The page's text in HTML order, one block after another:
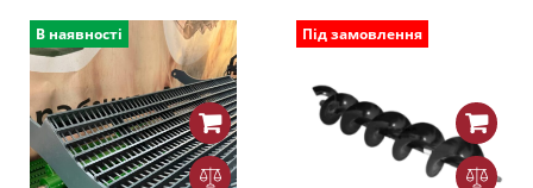
В наявності Під замовлення